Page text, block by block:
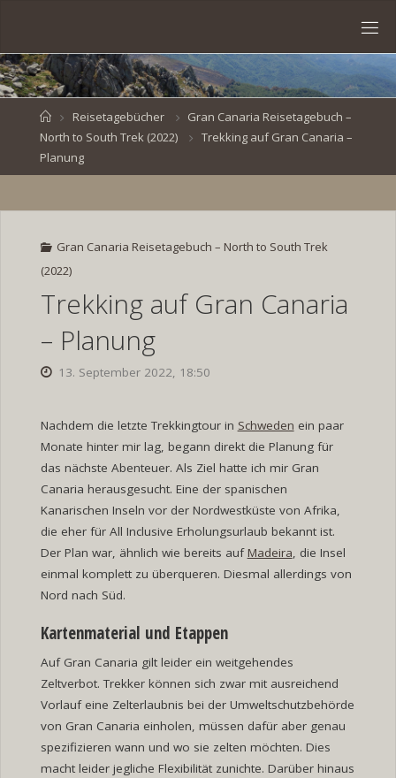
content
VEN
BR
DE
HomeReisetagebücher
Gran Canaria Reisetagebuch –
North to South Trek (2022)
Trekking auf Gran Canaria –
Planung
Gran Canaria Reisetagebuch – North to South Trek
(2022)
Trekking auf Gran Canaria
– Planung
13. September 2022, 18:50
Nachdem die letzte Trekkingtour in Schweden ein paar
Monate hinter mir lag, begann direkt die Planung für
das nächste Abenteuer. Als Ziel hatte ich mir Gran
Canaria herausgesucht. Eine der spanischen
Kanarischen Inseln vor der Nordwestküste von Afrika,
die eher für All Inclusive Erholungsurlaub bekannt ist.
Der Plan war, ähnlich wie bereits aufMadeira, die Insel
einmal komplett zu überqueren. Diesmal allerdings von
Nord nach Süd.
Kartenmaterial und Etappen
Auf Gran Canaria gilt leider ein weitgehendes
Zeltverbot. Trekker können sich zwar mit ausreichend
Vorlauf eine Zelterlaubnis bei der Umweltschutzbehörde
von Gran Canaria einholen, müssen dafür aber genau
spezifizieren wann und wo sie zelten möchten. Dies
macht leider jegliche Flexibilität zunichte. Darüber hinaus